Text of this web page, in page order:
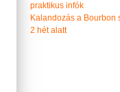
praktikus infók
Kalandozás a
2 hét alatt